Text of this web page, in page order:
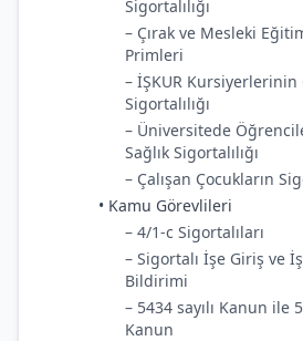
Sigortalılığı
– Çırak ve Mesleki
Primleri
– İŞKUR Kursiyerlerinin
Sigortalılığı
– Üniversitede
Sağlık Sigortalılığı
– Çalışan Çocukların
• Kamu Görevlileri
– 4/1-c Sigortalıları
– Sigortalı İşe Giriş ve
Bildirimi
– 5434 sayılı Kanun ile
Kanun